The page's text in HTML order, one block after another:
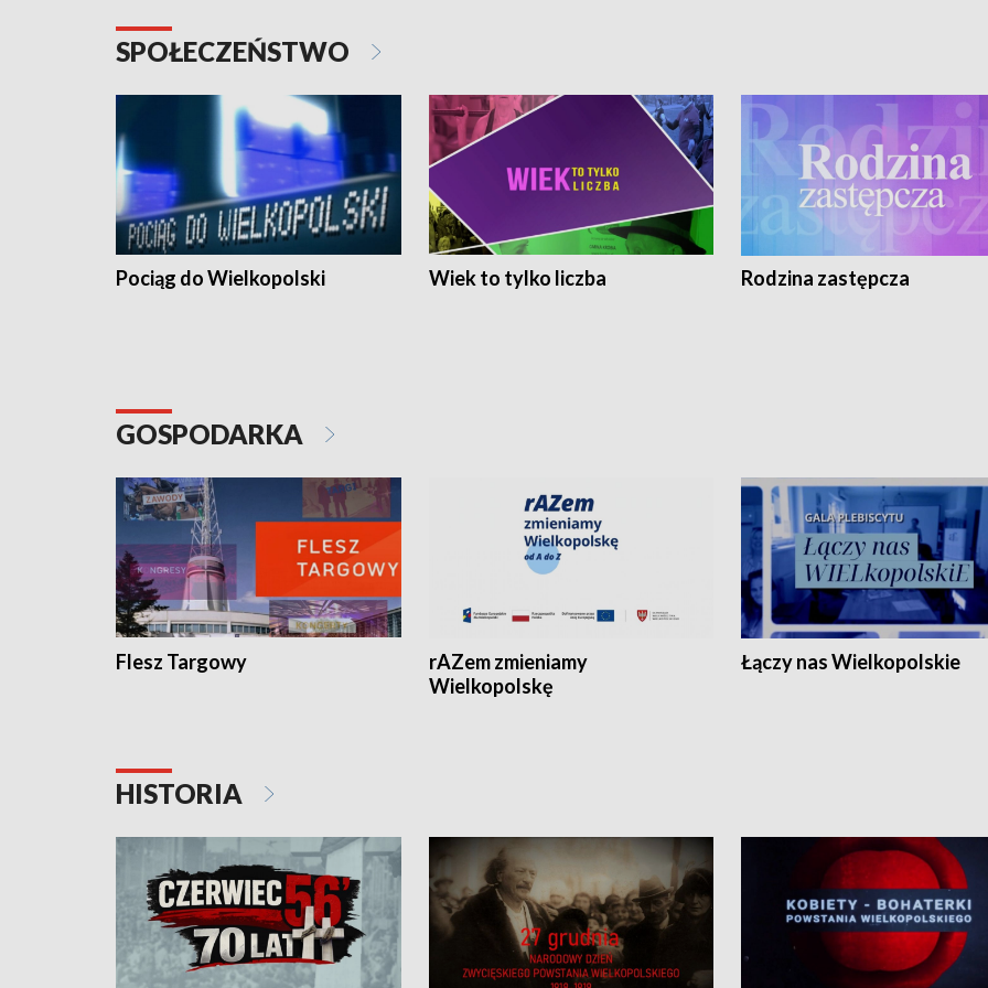
SPOŁECZEŃSTWO
Pociąg do Wielkopolski Wiek to tylko liczba Rodzina zastępcza
GOSPODARKA
Flesz Targowy
rAZem zmieniamy
Wielkopolskę
Łączy nas Wielkopolskie
HISTORIA